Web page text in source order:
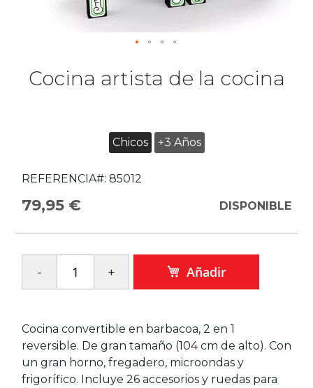
Cocina artista de la cocina
Chicos +3 Años
REFERENCIA#: 85012
79,95 € DISPONIBLE
Añadir
Cocina convertible en barbacoa, 2 en 1
reversible. De gran tamaño (104 cm de alto). Con
un gran horno, fregadero, microondas y
frigorífico. Incluye 26 accesorios y ruedas para